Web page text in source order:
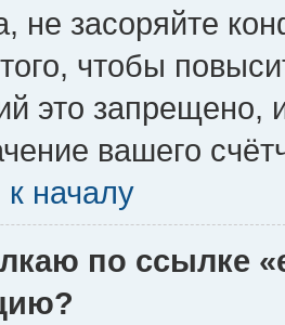
не засоряйте
чтобы
это запрещено,
вашего
началу
по ссылке